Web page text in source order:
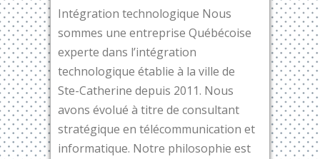
Intégration technologique Nous
sommes une entreprise Québécoise
experte dans l’intégration
technologique établie à la ville de
Ste-Catherine depuis 2011. Nous
avons évolué à titre de consultant
stratégique en télécommunication et
informatique. Notre philosophie est